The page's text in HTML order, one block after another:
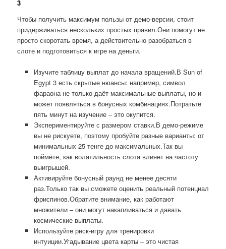
3
Чтобы получить максимум пользы от демо-версии, стоит
придерживаться нескольких простых правил.Они помогут не
просто скоротать время, а действительно разобраться в
слоте и подготовиться к игре на деньги.
Изучите таблицу выплат до начала вращений.В Sun of
Egypt 3 есть скрытые нюансы: например, символ
фараона не только даёт максимальные выплаты, но и
может появляться в бонусных комбинациях.Потратьте
пять минут на изучение – это окупится.
Экспериментируйте с размером ставки.В демо-режиме
вы не рискуете, поэтому пробуйте разные варианты: от
минимальных 25 тенге до максимальных.Так вы
поймёте, как волатильность слота влияет на частоту
выигрышей.
Активируйте бонусный раунд не менее десяти
раз.Только так вы сможете оценить реальный потенциал
фриспинов.Обратите внимание, как работают
множители – они могут накапливаться и давать
космические выплаты.
Используйте риск-игру для тренировки
интуиции.Угадывание цвета карты – это чистая